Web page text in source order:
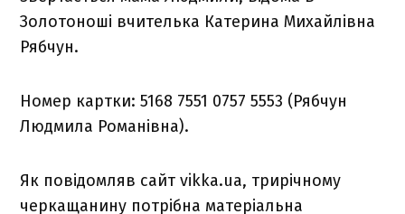
Золотоноші вчителька Катерина Михайлівна
Рябчун.
Номер картки: 5168 7551 0757 5553 (Рябчун
Людмила Романівна).
Як повідомляв сайт vikka.ua, трирічному
черкащанину потрібна матеріальна